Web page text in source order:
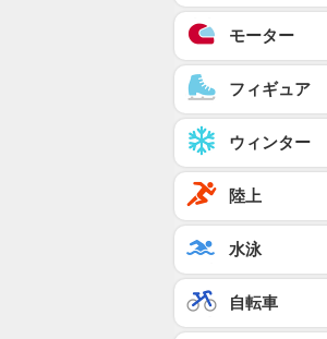
モーター
フィギュア
ウィンター
陸上
水泳
自転車